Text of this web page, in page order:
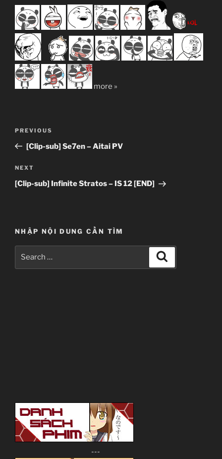
more »
Previous
Post
PREVIOUS
[Clip-sub] Se7en – Aitai PV
Next
Post
NEXT
[Clip-sub] Infinite Stratos – IS 12 [END]
NHẬP NỘI DUNG CẦN TÌM
---